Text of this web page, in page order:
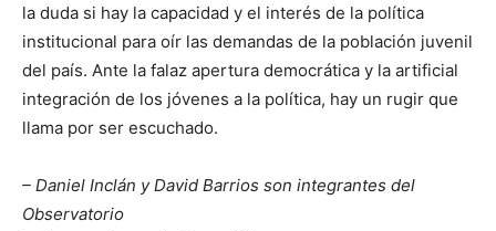
la duda si hay la capacidad y el interés de la política
institucional para oír las demandas de la población juvenil
del país. Ante la falaz apertura democrática y la artificial
integración de los jóvenes a la política, hay un rugir que
llama por ser escuchado.
– Daniel Inclán y David Barrios son integrantes del
Observatorio